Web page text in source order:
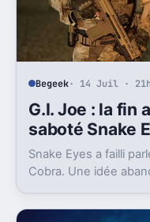
Begeek· 14 Juil ·
G.I. Joe : la fin
saboté Snake
Snake Eyes a failli
Cobra. Une idée